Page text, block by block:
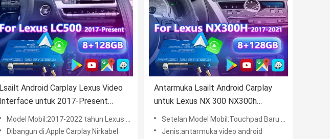
Lsailt Android Carplay Lexus Video
Interface untuk 2017-Present
Lexus LC 500h 500 LC500 LC500h
Model Mobil:2017-2022 tahun Lexus LC500 LC500H
Dibangun di:Apple Carplay Nirkabel
Antarmuka Lsailt Android Carplay
untuk Lexus NX 300 NX300h
NX200T NX300 2017-2021
Setelan Model Mobil:Touchpad Baru Lexus NX300 NX 300 2017-2021
Jenis:antarmuka video android